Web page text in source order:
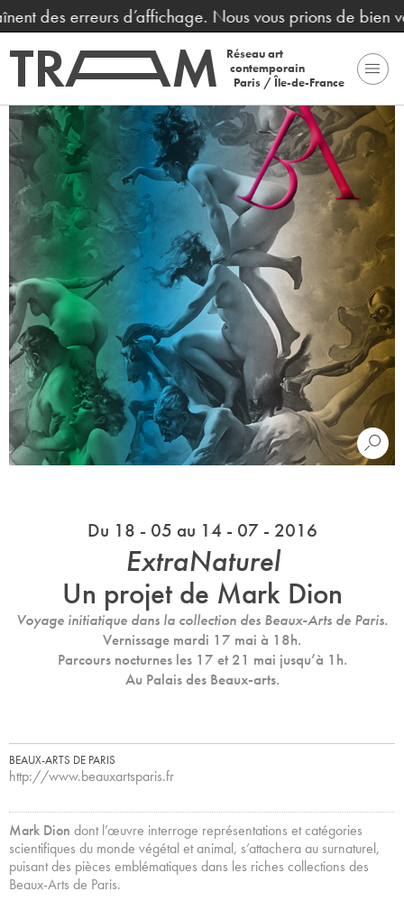
des erreurs d’affichage. Nous vous prions de bien
Réseau art
contemporain
Paris / Île-de-France
Du 18 - 05 au 14 - 07 - 2016
ExtraNaturel
Un projet de Mark Dion
Voyage initiatique dans la collection des Beaux-Arts de Paris.
Vernissage mardi 17 mai à 18h.
Parcours nocturnes les 17 et 21 mai jusqu’à 1h.
Au Palais des Beaux-arts.
BEAUX-ARTS DE PARIS
http://www.beauxartsparis.fr
Mark Dion dont l’œuvre interroge représentations et catégories
scientifiques du monde végétal et animal, s’attachera au surnaturel,
puisant des pièces emblématiques dans les riches collections des
Beaux-Arts de Paris.